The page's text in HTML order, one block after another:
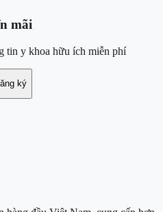
mãi
tin y khoa hữu ích miễn phí
ký